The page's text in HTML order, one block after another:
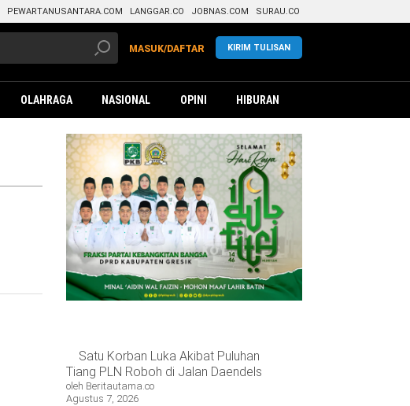
PEWARTANUSANTARA.COM LANGGAR.CO JOBNAS.COM SURAU.CO
KIRIM TULISAN
MASUK/DAFTAR
OLAHRAGA NASIONAL OPINI HIBURAN
Satu Korban Luka Akibat Puluhan
Tiang PLN Roboh di Jalan Daendels
oleh Beritautama.co
Agustus 7, 2026